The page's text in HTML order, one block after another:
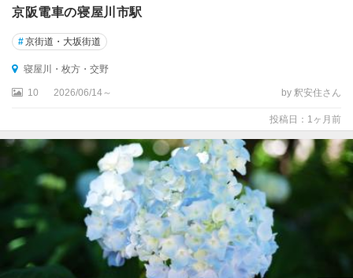
東
阪
八
尾
槻
寝
屋
川
・
京阪電車の寝屋川市駅
#京街道・大坂街道
寝屋川・枚方・交野
10 2026/06/14～ by 釈安住さん
投稿日：1ヶ月前